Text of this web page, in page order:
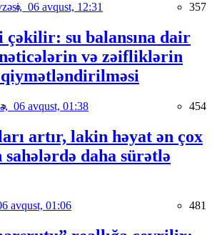
06 avqust, 12:31 357
çəkilir: su balansına dair
və zəifliklərin
06 avqust, 01:38 454
artır, lakin həyat ən çox
sahələrdə daha sürətlə
avqust, 01:06 481